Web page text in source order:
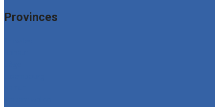
Provinces